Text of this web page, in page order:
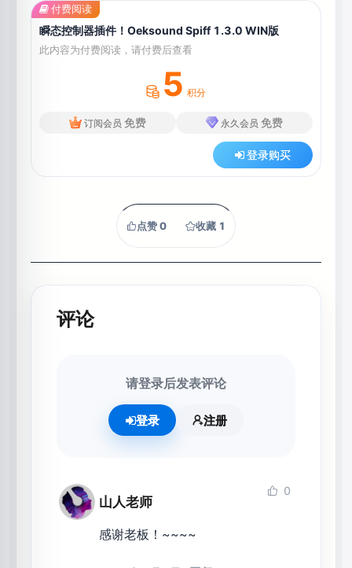
瞬态控制器插件！Oeksound Spiff 1.3.0 WIN版
此内容为付费阅读，请付费后查看
5 积分
订阅会员 免费 永久会员 免费
登录购买
付费阅读
点赞0 收藏 1
评论
请登录后发表评论
登录 注册
山人老师
0
感谢老板！~~~~